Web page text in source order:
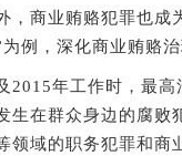
商业贿赂犯罪也成为
例，深化商业贿赂
年工作时，最高
生在群众身边的腐败
领域的职务犯罪和商